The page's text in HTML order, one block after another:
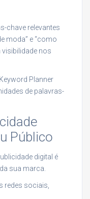
chave relevantes
moda” e “como
visibilidade nos
Planner
de palavras-
Público
digital é
sua marca.
redes sociais,